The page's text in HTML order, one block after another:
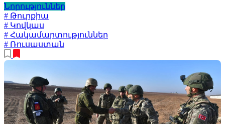
Նորություններ
# Թուրքիա
# Կովկաս
# Հակամարտություններ
# Ռուսաստան